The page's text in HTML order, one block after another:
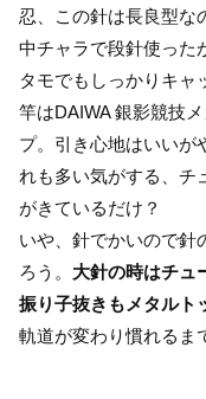
忍、この針は長良型な
中チャラで段針使った
タモでもしっかりキャ
竿はDAIWA 銀影競技
プ。引き心地はいいが
れも多い気がする、チ
がきているだけ？
いや、針でかいので針
ろう。 大針の時はチュ
振り子抜きもメタルト
軌道が変わり慣れるま